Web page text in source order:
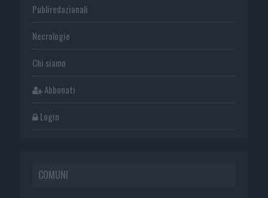
Publiredazionali
Necrologie
Chi siamo
Abbonati
Login
COMUNI